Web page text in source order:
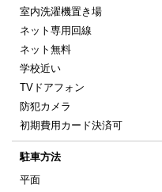
室内洗濯機置き場
ネット専用回線
ネット無料
学校近い
TVドアフォン
防犯カメラ
初期費用カード決済可
駐車方法
平面